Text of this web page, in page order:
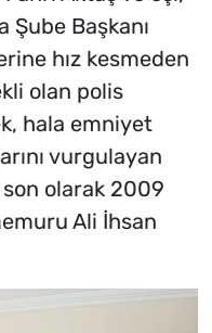
Şube Başkanı
hız kesmeden
olan polis
hala emniyet
vurgulayan
olarak 2009
Ali İhsan